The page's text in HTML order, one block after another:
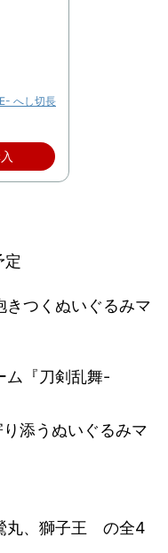
へし切長
定
きつくぬいぐるみマ
ム『刀剣乱舞-
添うぬいぐるみマ
丸、獅子王 の全4